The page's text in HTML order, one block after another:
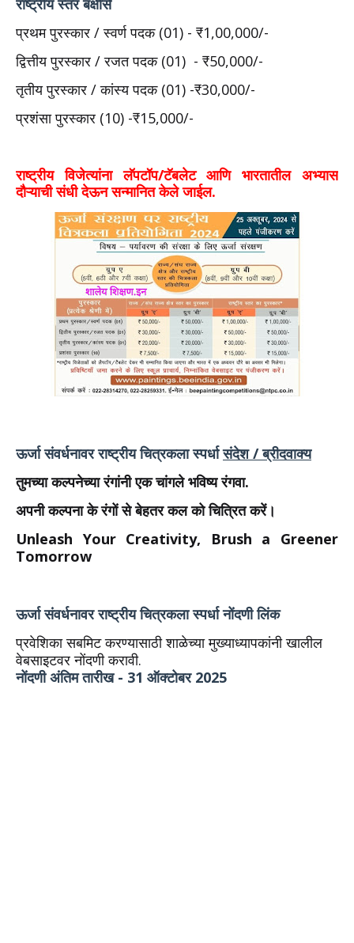
राष्ट्रीय स्तर बक्षीसे
प्रथम पुरस्कार / स्वर्ण पदक (01) - ₹1,00,000/-
द्वित्तीय पुरस्कार / रजत पदक (01) - ₹50,000/-
तृतीय पुरस्कार / कांस्य पदक (01) -₹30,000/-
प्रशंसा पुरस्कार (10) -₹15,000/-
राष्ट्रीय विजेत्यांना लॅपटॉप/टॅबलेट आणि भारतातील अभ्यास
दौऱ्याची संधी देऊन सन्मानित केले जाईल.
ऊर्जा संवर्धनावर राष्ट्रीय चित्रकला स्पर्धासंदेश / ब्रीदवाक्य
तुमच्या कल्पनेच्या रंगांनी एक चांगले भविष्य रंगवा.
अपनी कल्पना के रंगों से बेहतर कल को चित्रित करें।
Unleash Your Creativity, Brush a Greener
Tomorrow
ऊर्जा संवर्धनावर राष्ट्रीय चित्रकला स्पर्धानोंदणी लिंक
प्रवेशिका सबमिट करण्यासाठी शाळेच्या मुख्याध्यापकांनी खालील
वेबसाइटवर नोंदणी करावी.
नोंदणी अंतिम तारीख - 31 ऑक्टोबर 2025